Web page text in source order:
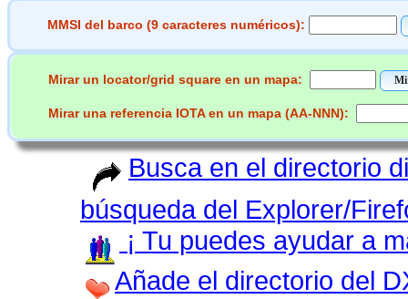
MMSI del barco (9 caracteres numéricos):
Mirar un locator/grid square en un mapa:
Mirar una referencia IOTA en un mapa (AA-NNN):
Busca en el directorio
búsqueda del Explorer/
¡ Tu puedes ayudar a
Añade el directorio del